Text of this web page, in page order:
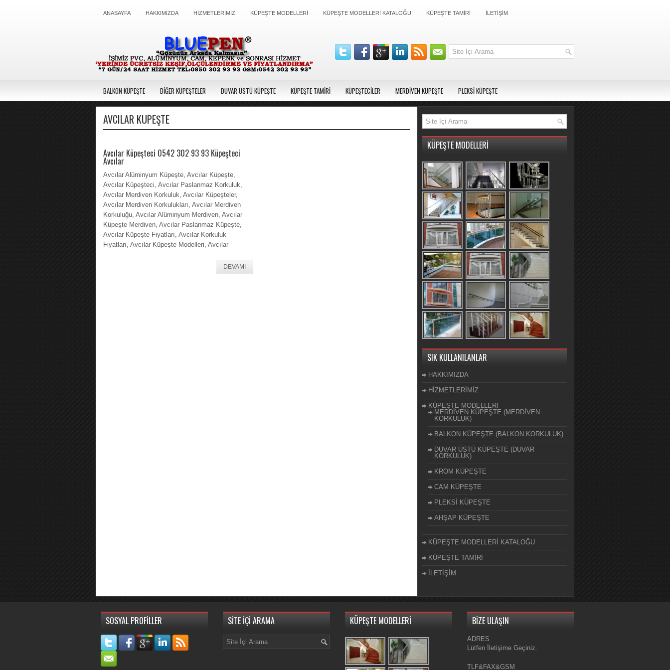
ANASAYFA HAKKIMIZDA HİZMETLERİMİZ KÜPEŞTE MODELLERİ KÜPEŞTE MODELLERİ KATALOĞU KÜPEŞTE TAMİRİ İLETİŞİM
BALKON KÜPEŞTE DİĞER KÜPEŞTELER DUVAR ÜSTÜ KÜPEŞTE KÜPEŞTE TAMİRİ KÜPEŞTECİLER MERDİVEN KÜPEŞTE PLEKSİ KÜPEŞTE
AVCILAR KÜPEŞTE
Avcılar Küpeşteci 0542 302 93 93 Küpeşteci
Avcılar
Avcılar Alüminyum Küpeşte, Avcılar Küpeşte,
Avcılar Küpeşteci, Avcılar Paslanmaz Korkuluk,
Avcılar Merdiven Korkuluk, Avcılar Küpeşteler,
Avcılar Merdiven Korkulukları, Avcılar Merdiven
Korkuluğu, Avcılar Alüminyum Merdiven, Avcılar
Küpeşte Merdiven, Avcılar Paslanmaz Küpeşte,
Avcılar Küpeşte Fiyatları, Avcılar Korkuluk
Fiyatları, Avcılar Küpeşte Modelleri, Avcılar
DEVAMI
KÜPEŞTE MODELLERİ
SIK KULLANILANLAR
HAKKIMIZDA
HİZMETLERİMİZ
KÜPEŞTE MODELLERİ
MERDİVEN KÜPEŞTE (MERDİVEN
KORKULUK)
BALKON KÜPEŞTE (BALKON KORKULUK)
DUVAR ÜSTÜ KÜPEŞTE (DUVAR
KORKULUK)
KROM KÜPEŞTE
CAM KÜPEŞTE
PLEKSİ KÜPEŞTE
AHŞAP KÜPEŞTE
KÜPEŞTE MODELLERİ KATALOĞU
KÜPEŞTE TAMİRİ
İLETİŞİM
SOSYAL PROFİLLER SİTE İÇİ ARAMA KÜPEŞTE MODELLERİ BİZE ULAŞIN
ADRES
Lütfen İletişime Geçiniz.
TLF&FAX&GSM